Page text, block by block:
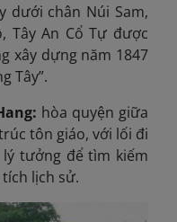
dưới chân Núi Sam,
Tây An Cổ Tự được
xây dựng năm 1847
Tây”.
hòa quyện giữa
tôn giáo, với lối đi
tưởng để tìm kiếm
lịch sử.